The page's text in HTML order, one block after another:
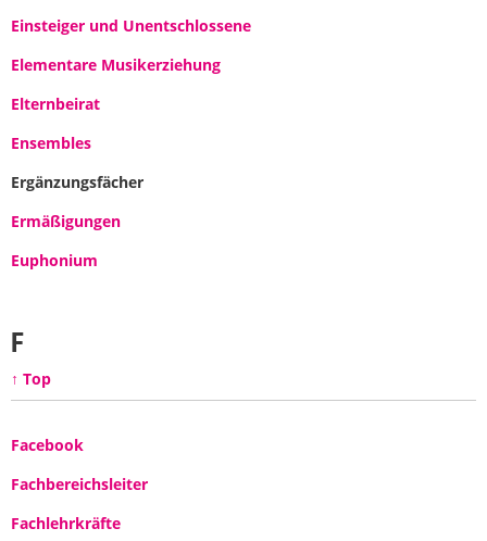
Einsteiger und Unentschlossene
Elementare Musikerziehung
Elternbeirat
Ensembles
Ergänzungsfächer
Ermäßigungen
Euphonium
F
↑ Top
Facebook
Fachbereichsleiter
Fachlehrkräfte